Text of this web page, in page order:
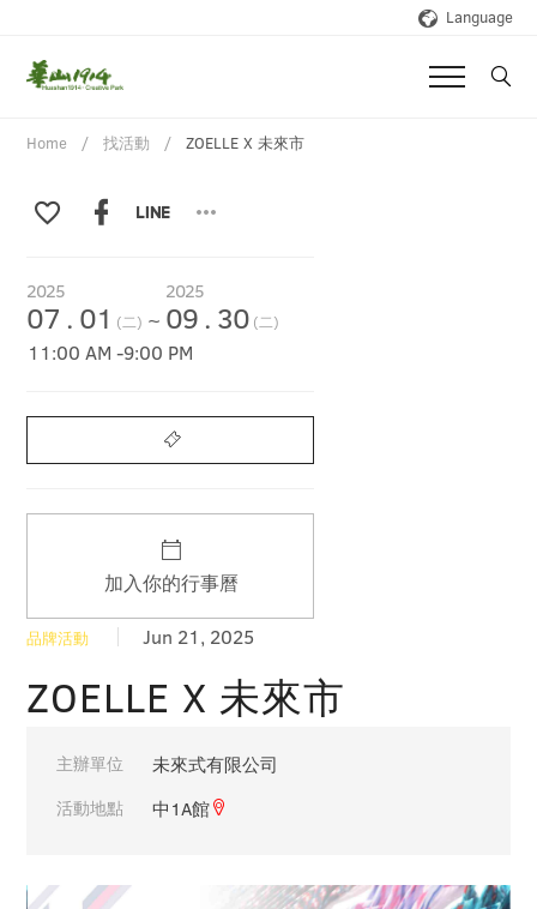
Language
Home 找活動 ZOELLE X 未來市
2025
07 . 01 (二) ~
2025
09 . 30 (二)
11:00 AM-9:00 PM
加入你的行事曆
品牌活動 Jun 21, 2025
ZOELLE X 未來市
主辦單位 未來式有限公司
活動地點 中1A館